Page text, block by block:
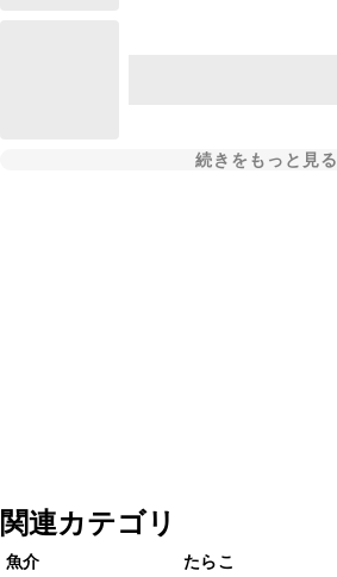
続きをもっと見る
関連カテゴリ
魚介
たらこ